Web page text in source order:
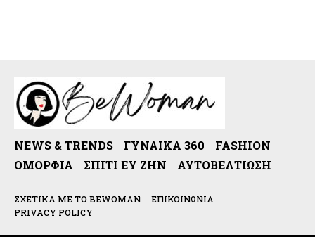
NEWS & TRENDS ΓΥΝΑΊΚΑ 360
FASHION
ΟΜΟΡΦΙΆ
ΣΠΊΤΙ ΕΥ ΖΗΝ ΑΥΤΟΒΕΛΤΊΩΣΗ
ΣΧΕΤΙΚΆ ΜΕ ΤΟ BEWOMAN
ΕΠΙΚΟΙΝΩΝΊΑ
PRIVACY POLICY